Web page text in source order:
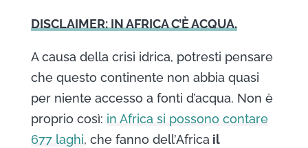
DISCLAIMER: IN AFRICA C’È ACQUA.
A causa della crisi idrica, potresti pensare
che questo continente non abbia quasi
per niente accesso a fonti d’acqua. Non è
proprio così: in Africa si possono contare
677 laghi, che fanno dell’Africail